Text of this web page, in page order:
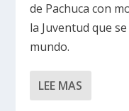
de Pachuca con
la Juventud que
mundo.
LEE MAS